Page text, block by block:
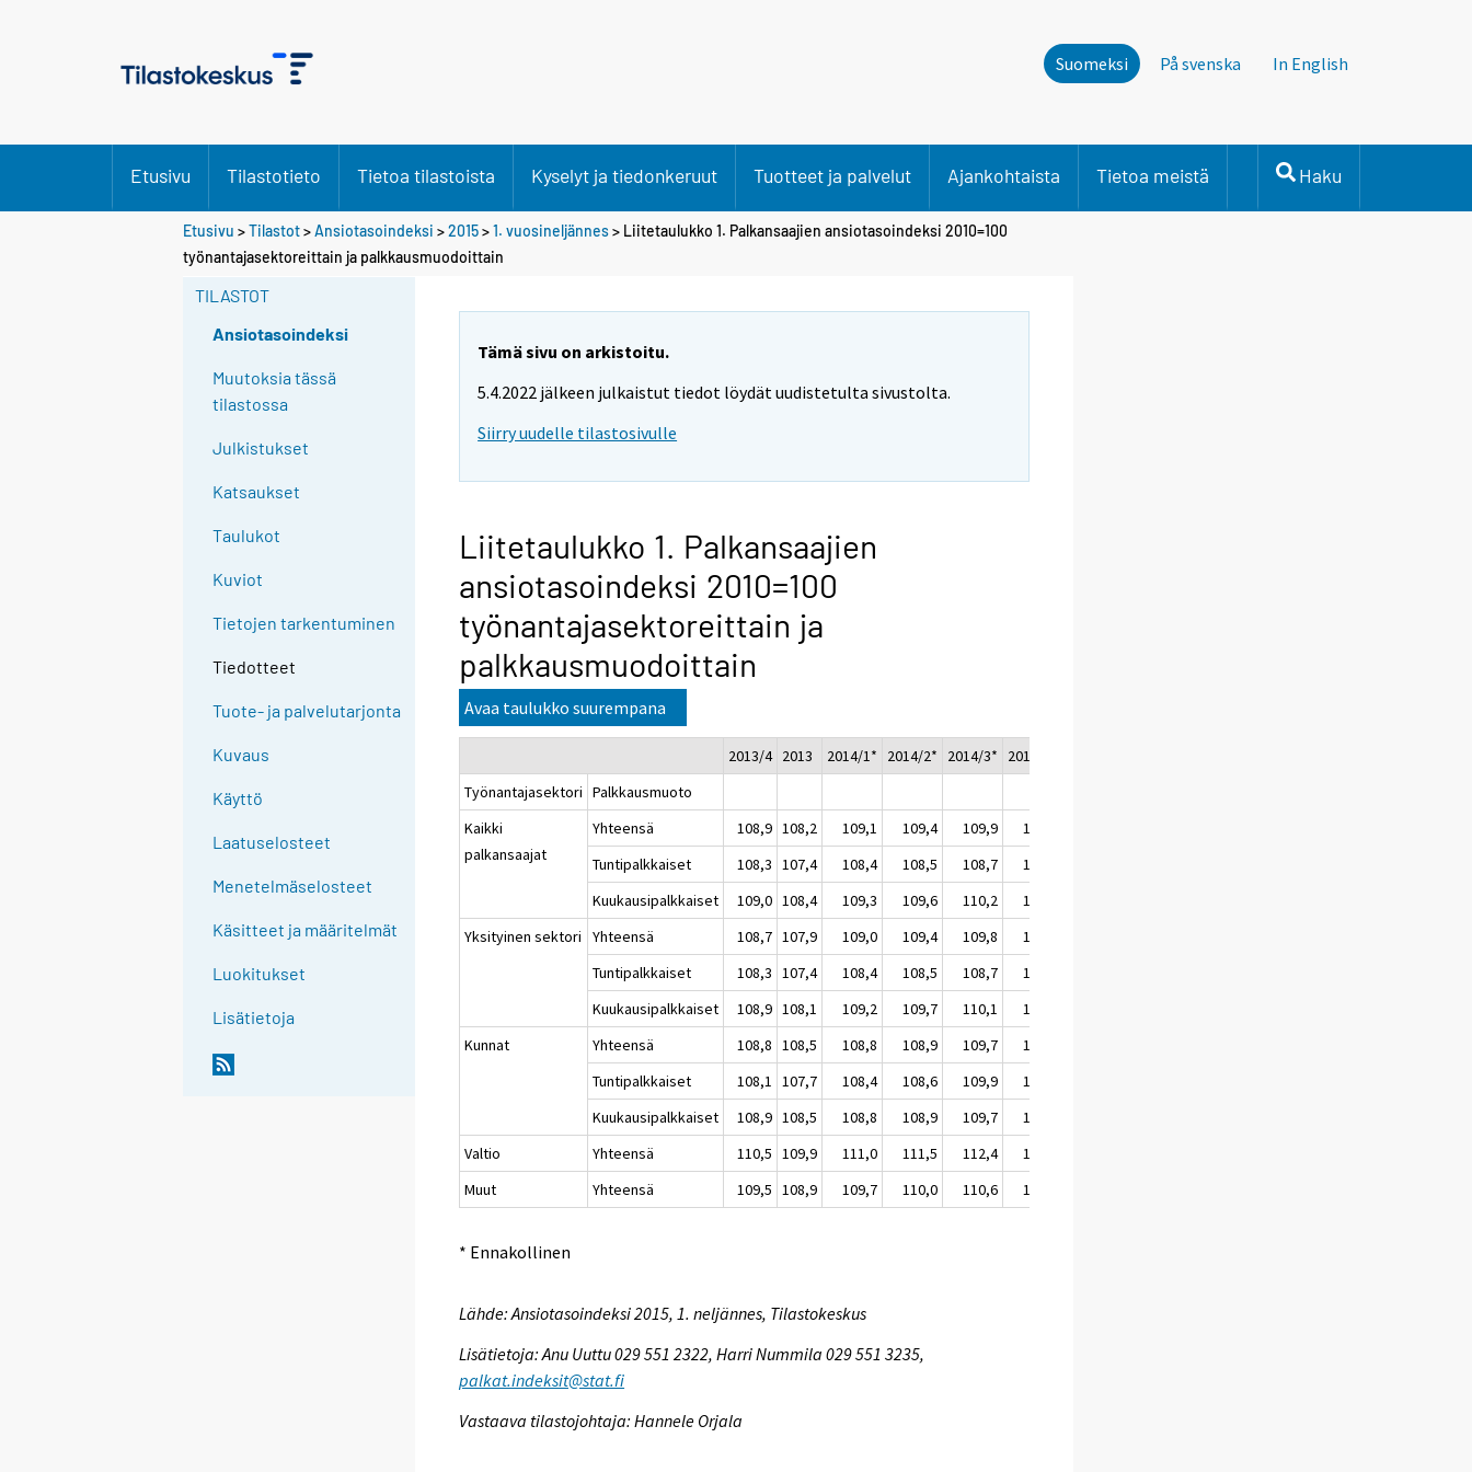
Suomeksi På svenska In English
Etusivu Tilastotieto Tietoa tilastoista Kyselyt ja tiedonkeruut Tuotteet ja palvelut Ajankohtaista Tietoa meistä Haku
Etusivu >Tilastot>Ansiotasoindeksi >2015>1. vuosineljännes> Liitetaulukko 1. Palkansaajien ansiotasoindeksi 2010=100
työnantajasektoreittain ja palkkausmuodoittain
TILASTOT
Ansiotasoindeksi
Muutoksia tässä
tilastossa
Julkistukset
Katsaukset
Taulukot
Kuviot
Tietojen tarkentuminen
Tiedotteet
Tuote- ja palvelutarjonta
Kuvaus
Käyttö
Laatuselosteet
Menetelmäselosteet
Käsitteet ja määritelmät
Luokitukset
Lisätietoja
Tämä sivu on arkistoitu.
5.4.2022 jälkeen julkaistut tiedot löydät uudistetulta sivustolta.
Siirry uudelle tilastosivulle
Liitetaulukko 1. Palkansaajien
ansiotasoindeksi 2010=100
työnantajasektoreittain ja
palkkausmuodoittain
Avaa taulukko suurempana
2013/4 2013 2014/1* 2014/2* 2014/3* 2014/4*
Työnantajasektori Palkkausmuoto
Kaikki
palkansaajat
Yhteensä 108,9 108,2 109,1 109,4 109,9 110,3
Tuntipalkkaiset
108,3 107,4 108,4 108,5 108,7 109,3
Kuukausipalkkaiset
109,0 108,4 109,3 109,6 110,2 110,6
Yksityinen sektori
Yhteensä 108,7 107,9 109,0 109,4 109,8 110,2
Tuntipalkkaiset
108,3 107,4 108,4 108,5 108,7 109,2
Kuukausipalkkaiset
108,9 108,1 109,2 109,7 110,1 110,6
Kunnat
Yhteensä 108,8 108,5 108,8 108,9 109,7 109,7
Tuntipalkkaiset
108,1 107,7 108,4 108,6 109,9 110,2
Kuukausipalkkaiset
108,9 108,5 108,8 108,9 109,7 109,7
Valtio
Yhteensä 110,5 109,9 111,0 111,5 112,4 113,1
Muut
Yhteensä 109,5 108,9 109,7 110,0 110,6 111,1
* Ennakollinen
Lähde: Ansiotasoindeksi 2015, 1. neljännes, Tilastokeskus
Lisätietoja: Anu Uuttu 029 551 2322, Harri Nummila 029 551 3235,
palkat.indeksit@stat.fi
Vastaava tilastojohtaja: Hannele Orjala